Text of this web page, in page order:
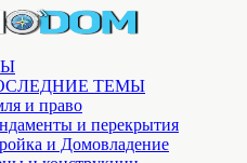
ТЕМЫ
и право
и перекрытия
и Домовладение